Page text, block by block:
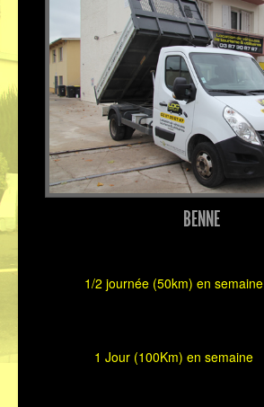
BENNE
1/2 journée (50km) en semaine
1 Jour (100Km) en semaine